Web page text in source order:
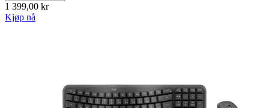
1 399,00 kr
Kjøp nå